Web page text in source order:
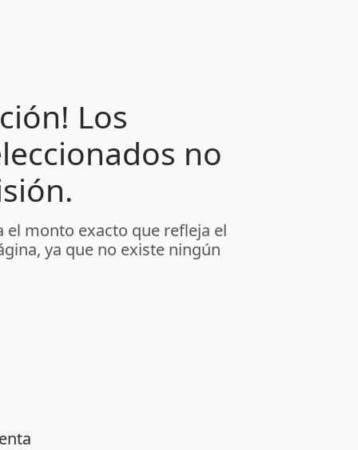
Los
no
el monto exacto que refleja el
ya que no existe ningún